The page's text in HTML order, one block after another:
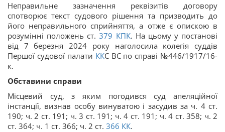
Неправильне зазначення реквізитів договору
спотворює текст судового рішення та призводить до
його неправильного сприйняття, а отже є опискою в
розумінні положень ст. 379 КПК. На цьому у постанові
від 7 березня 2024 року наголосила колегія суддів
Першої судової палати ККС ВС по справі №446/1917/16-
к.
Обставини справи
Місцевий суд, з яким погодився суд апеляційної
інстанції, визнав особу винуватою і засудив за ч. 4 ст.
190; ч. 2 ст. 191; ч. 3 ст. 191; ч. 4 ст. 191; ч. 4 ст. 358; ч. 2
ст. 364; ч. 1 ст. 366; ч. 2 ст. 366 КК.